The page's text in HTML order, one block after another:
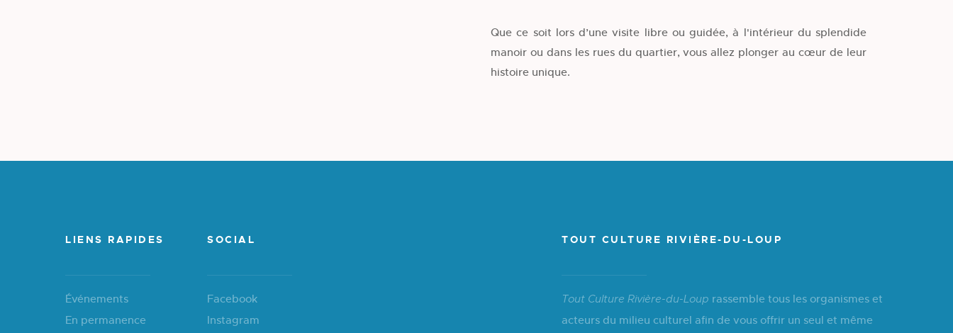
Que ce soit lors d’une visite libre ou guidée, à l'intérieur du splendide
manoir ou dans les rues du quartier, vous allez plonger au cœur de leur
histoire unique.
LIENS RAPIDES
Événements
En permanence
SOCIAL
Facebook
Instagram
TOUT CULTURE RIVIÈRE-DU-LOUP
Tout Culture Rivière-du-Loup rassemble tous les organismes et
acteurs du milieu culturel afin de vous offrir un seul et même